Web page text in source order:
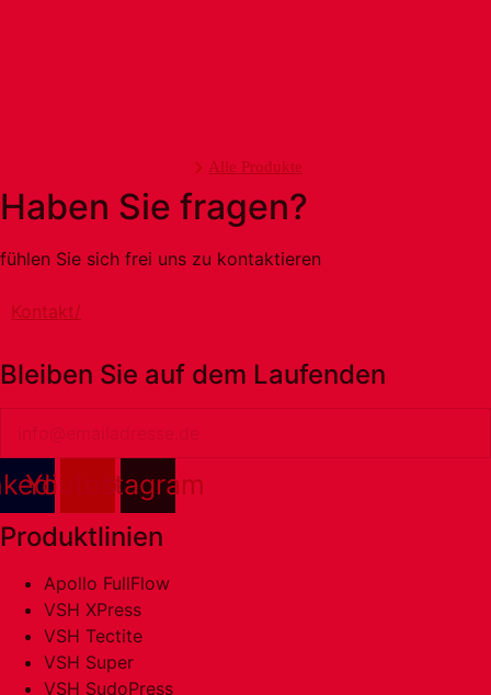
Alle Produkte
Haben Sie fragen?
fühlen Sie sich frei uns zu kontaktieren
Kontakt/
Bleiben Sie auf dem Laufenden
YoutubeInstagram
Produktlinien
Apollo FullFlow
VSH XPress
VSH Tectite
VSH Super
VSH SudoPress